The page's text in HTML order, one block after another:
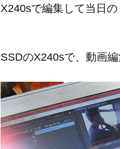
X240sで編集して当日の
SSDのX240sで、動画編